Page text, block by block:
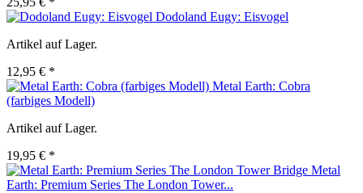
Dodoland Eugy: Eisvogel
Artikel auf Lager.
12,95 € *
Metal Earth: Cobra
(farbiges Modell)
Artikel auf Lager.
19,95 € *
Metal
Earth: Premium Series The London Tower...